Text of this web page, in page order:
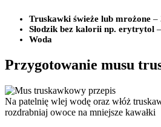
Truskawki świeże lub mrożone –
Słodzik bez kalorii np. erytrytol
Woda
Przygotowanie musu
Na patelnię wlej wodę oraz włóż
rozdrabniaj owoce na mniejsze kawałki